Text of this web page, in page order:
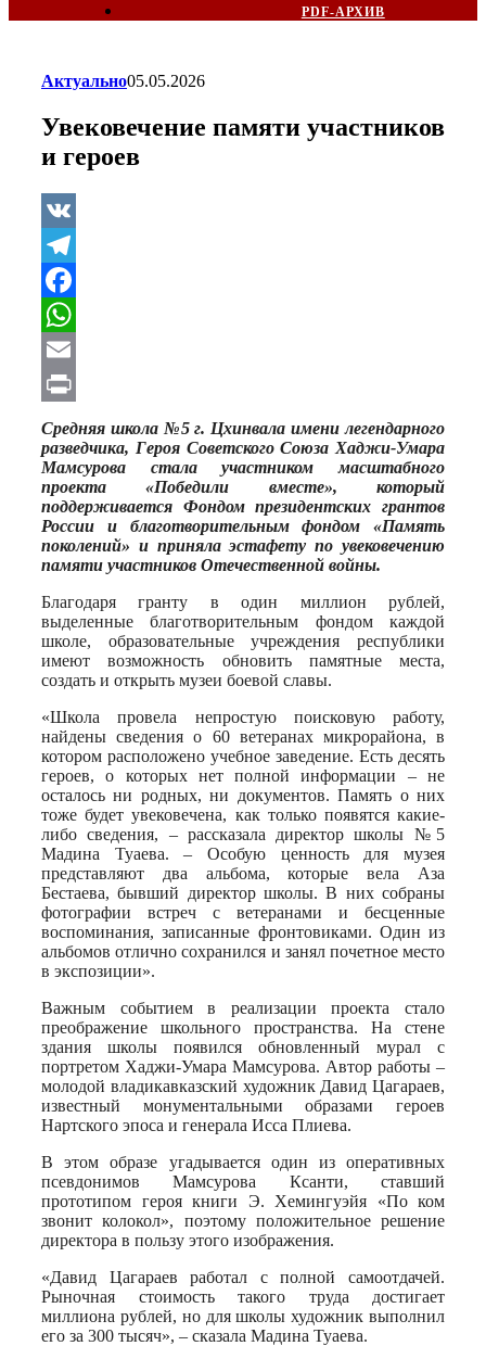
PDF-АРХИВ
Актуально05.05.2026
Увековечение памяти участников
и героев
VK
Telegram
Facebook
WhatsApp
Email
Print
Средняя школа №5 г. Цхинвала имени легендарного
разведчика, Героя Советского Союза Хаджи-Умара
Мамсурова стала участником масштабного
проекта «Победили вместе», который
поддерживается Фондом президентских грантов
России и благотворительным фондом «Память
поколений» и приняла эстафету по увековечению
памяти участников Отечественной войны.
Благодаря гранту в один миллион рублей,
выделенные благотворительным фондом каждой
школе, образовательные учреждения республики
имеют возможность обновить памятные места,
создать и открыть музеи боевой славы.
«Школа провела непростую поисковую работу,
найдены сведения о 60 ветеранах микрорайона, в
котором расположено учебное заведение. Есть десять
героев, о которых нет полной информации – не
осталось ни родных, ни документов. Память о них
тоже будет увековечена, как только появятся какие-
либо сведения, – рассказала директор школы №5
Мадина Туаева. – Особую ценность для музея
представляют два альбома, которые вела Аза
Бестаева, бывший директор школы. В них собраны
фотографии встреч с ветеранами и бесценные
воспоминания, записанные фронтовиками. Один из
альбомов отлично сохранился и занял почетное место
в экспозиции».
Важным событием в реализации проекта стало
преображение школьного пространства. На стене
здания школы появился обновленный мурал с
портретом Хаджи-Умара Мамсурова. Автор работы –
молодой владикавказский художник Давид Цагараев,
известный монументальными образами героев
Нартского эпоса и генерала Исса Плиева.
В этом образе угадывается один из оперативных
псевдонимов Мамсурова Ксанти, ставший
прототипом героя книги Э. Хемингуэйя «По ком
звонит колокол», поэтому положительное решение
директора в пользу этого изображения.
«Давид Цагараев работал с полной самоотдачей.
Рыночная стоимость такого труда достигает
миллиона рублей, но для школы художник выполнил
его за 300 тысяч», – сказала Мадина Туаева.